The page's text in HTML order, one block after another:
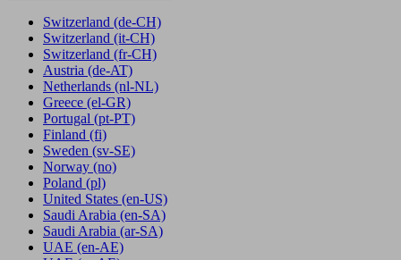
Switzerland (de-CH)
Switzerland (it-CH)
Switzerland (fr-CH)
Austria (de-AT)
Netherlands (nl-NL)
Greece (el-GR)
Portugal (pt-PT)
Finland (fi)
Sweden (sv-SE)
Norway (no)
Poland (pl)
United States (en-US)
Saudi Arabia (en-SA)
Saudi Arabia (ar-SA)
UAE (en-AE)